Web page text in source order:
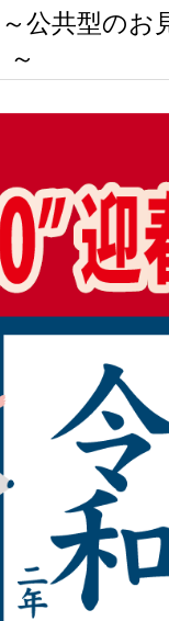
公共型の